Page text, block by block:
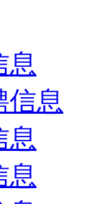
息
信息
息
息